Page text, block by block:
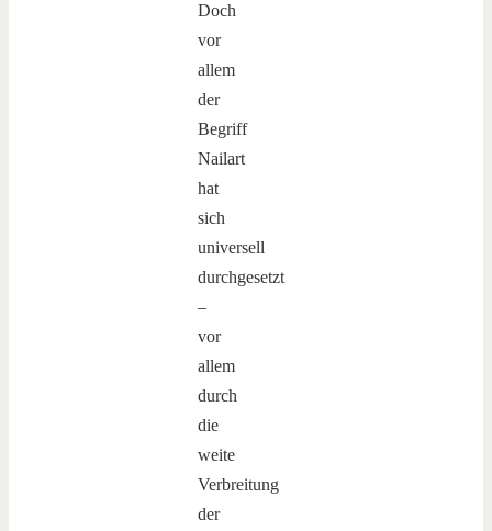
Doch
vor
allem
der
Begriff
Nailart
hat
sich
universell
durchgesetzt
–
vor
allem
durch
die
weite
Verbreitung
der